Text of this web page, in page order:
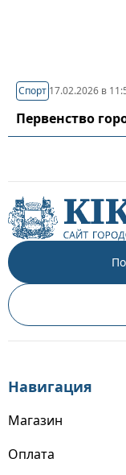
Спорт 17.02.2026 в
Первенство
Навигация
Магазин
Оплата